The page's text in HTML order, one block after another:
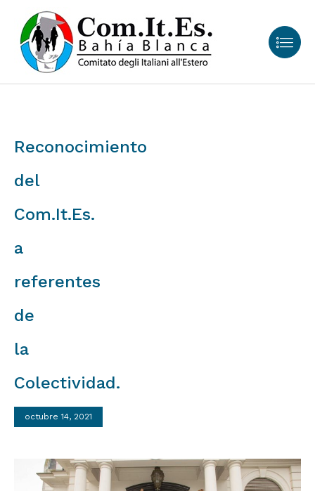
Reconocimiento
del
Com.It.Es.
a
referentes
de
la
Colectividad.
octubre 14, 2021